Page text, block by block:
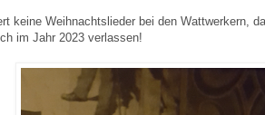
keine Weihnachtslieder bei den Wattwerkern,
im Jahr 2023 verlassen!